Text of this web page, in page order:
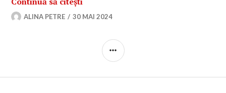
ALINA PETRE 30 MAI 2024
BARĂ